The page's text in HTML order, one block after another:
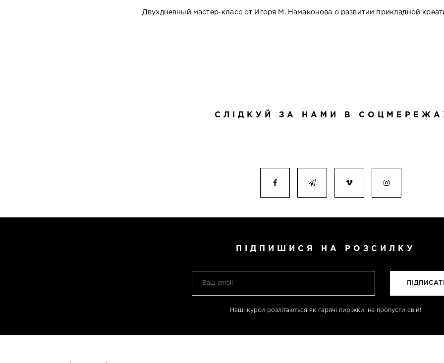
Двухдневный мастер-класс от Игоря М. Намаконова о развитии прикладной
СЛІДКУЙ ЗА НАМИ В
ПІДПИШИСЯ НА РОЗСИЛКУ
Наші курси розлітаються як гарячі пиріжки, не пропусти свій!